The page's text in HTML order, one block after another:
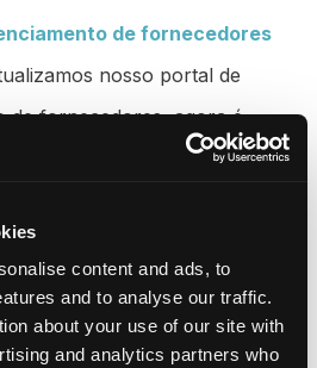
content and ads, to
and to analyse our traffic.
about your use of our site with
and analytics partners who
de fornecedores
nosso portal de
de fornecedores, agora é